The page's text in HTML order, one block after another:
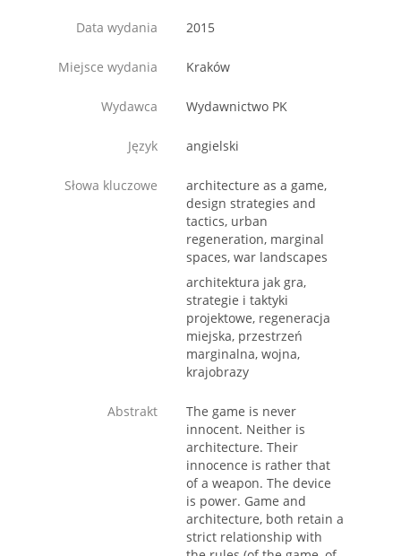
Data wydania 2015
Miejsce wydania Kraków
Wydawca Wydawnictwo PK
Język angielski
Słowa kluczowe
architecture as a game,
design strategies and
tactics, urban
regeneration, marginal
spaces, war landscapes
architektura jak gra,
strategie i taktyki
projektowe, regeneracja
miejska, przestrzeń
marginalna, wojna,
krajobrazy
Abstrakt
The game is never
innocent. Neither is
architecture. Their
innocence is rather that
of a weapon. The device
is power. Game and
architecture, both retain a
strict relationship with